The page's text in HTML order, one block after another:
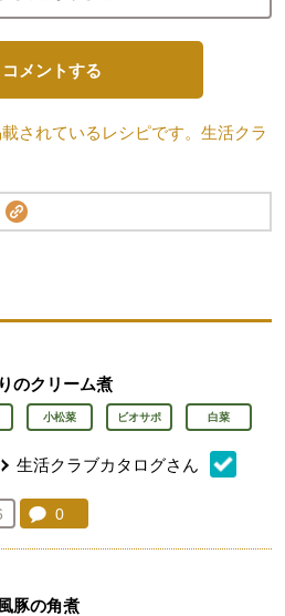
コメントする
されているレシピです。生活クラ
ドウで開きます。
のクリーム煮
小松菜 ビオサポ 白菜
生活クラブカタログさん
に入り登録：
が登録
コメント：
0
豚の角煮